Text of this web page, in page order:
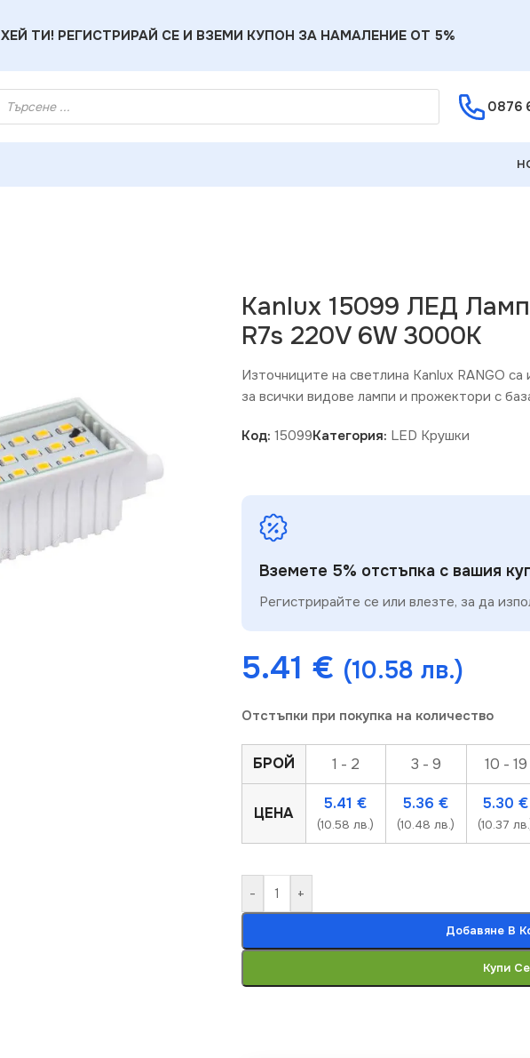
ХЕЙ ТИ! РЕГИСТРИРАЙ СЕ И ВЗЕМИ КУПОН ЗА НАМАЛЕНИЕ ОТ 5%
0876
Kanlux 15099 ЛЕД
R7s 220V 6W 3000K
Източниците на светлина Kanlux RANGO
за всички видове лампи и прожектори с
Код: 15099Категория: LED Крушки
Вземете 5% отстъпка с вашия
Регистрирайте се или влезте, за да
5.41 € (10.58 лв.)
Отстъпки при покупка на количество
БРОЙ 1 - 2 3 - 9 10 - 19
ЦЕНА
5.41€
(10.58 лв.)
5.36€
(10.48 лв.)
5.30€
(10.37
- +
Добавяне В
Купи